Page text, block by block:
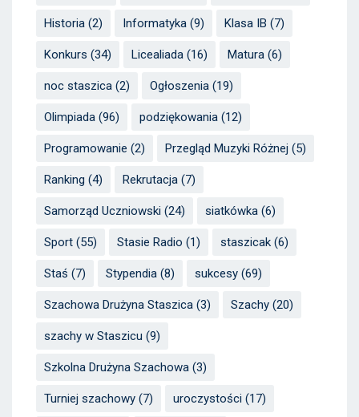
Historia (2) Informatyka (9) Klasa IB (7)
Konkurs (34) Licealiada (16) Matura (6)
noc staszica (2) Ogłoszenia (19)
Olimpiada (96) podziękowania (12)
Programowanie (2) Przegląd Muzyki Różnej (5)
Ranking (4) Rekrutacja (7)
Samorząd Uczniowski (24) siatkówka (6)
Sport (55) Stasie Radio (1) staszicak (6)
Staś (7) Stypendia (8) sukcesy (69)
Szachowa Drużyna Staszica (3) Szachy (20)
szachy w Staszicu (9)
Szkolna Drużyna Szachowa (3)
Turniej szachowy (7) uroczystości (17)